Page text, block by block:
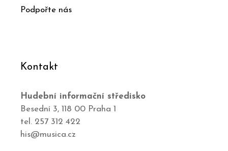
Podpořte nás
Kontakt
Hudební informační středisko
Besední 3, 118 00 Praha 1
tel. 257 312 422
his@musica.cz